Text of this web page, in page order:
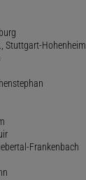
Stuttgart-Hohenheim
Frankenbach